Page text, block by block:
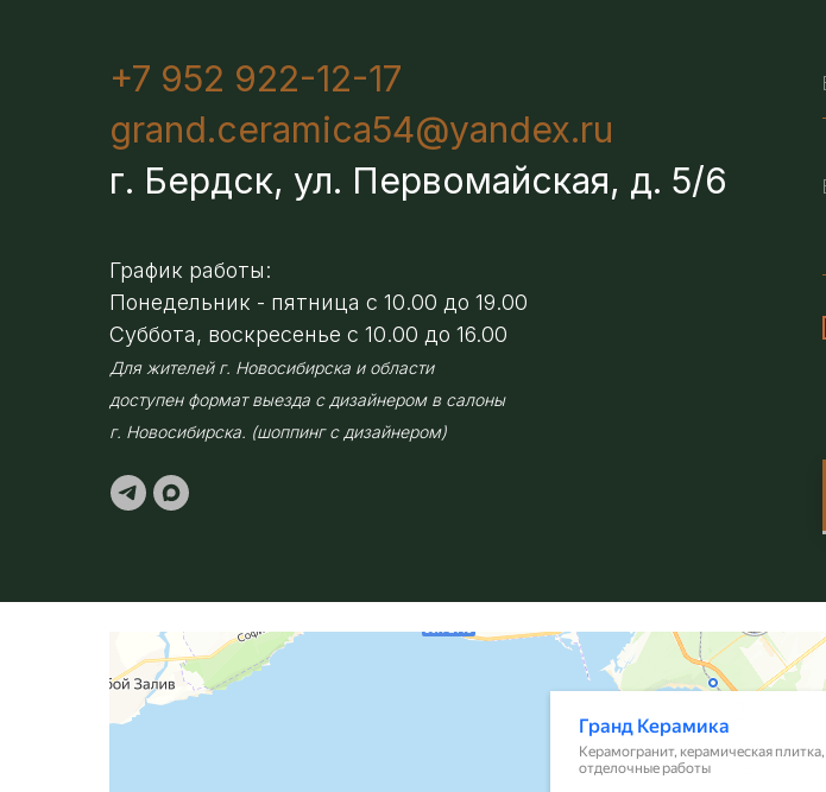
+7 952 922-12-17
grand.ceramica54@yandex.ru
г. Бердск, ул. Первомайская, д. 5/6
График работы:
Понедельник - пятница с 10.00 до 19.00
Суббота, воскресенье с 10.00 до 16.00
Для жителей г. Новосибирска и области
доступен формат выезда с дизайнером в салоны
г. Новосибирска. (шоппинг с дизайнером)